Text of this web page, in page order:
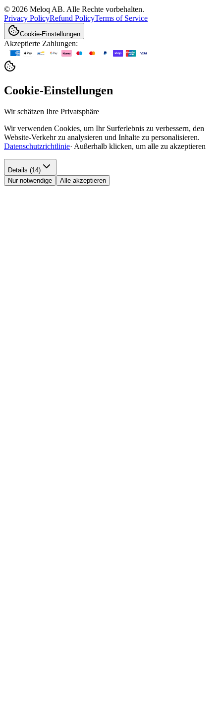
© 2026 Meloq AB. Alle Rechte vorbehalten.
Privacy PolicyRefund PolicyTerms of Service
Cookie-Einstellungen
Akzeptierte Zahlungen:
Cookie-Einstellungen
Wir schätzen Ihre Privatsphäre
Wir verwenden Cookies, um Ihr Surferlebnis zu verbessern, den
Website-Verkehr zu analysieren und Inhalte zu personalisieren.
Datenschutzrichtlinie· Außerhalb klicken, um alle zu akzeptieren
Details (14)
Nur notwendige
Alle akzeptieren